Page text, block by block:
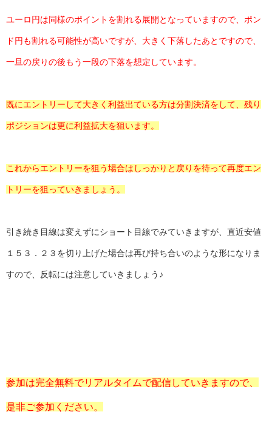
ユーロ円は同様のポイントを割れる展開となっていますので、ポン
ド円も割れる可能性が高いですが、大きく下落したあとですので、
一旦の戻りの後もう一段の下落を想定しています。
既にエントリーして大きく利益出ている方は分割決済をして、残り
ポジションは更に利益拡大を狙います。
これからエントリーを狙う場合はしっかりと戻りを待って再度エン
トリーを狙っていきましょう。
引き続き目線は変えずにショート目線でみていきますが、直近安値
１５３．２３を切り上げた場合は再び持ち合いのような形になりま
すので、反転には注意していきましょう♪
参加は完全無料でリアルタイムで配信していきますので、
是非ご参加ください。